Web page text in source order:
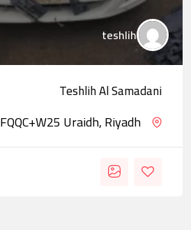
teshlih
Teshlih Al Samadani
FQQC+W25 Uraidh, Riyadh